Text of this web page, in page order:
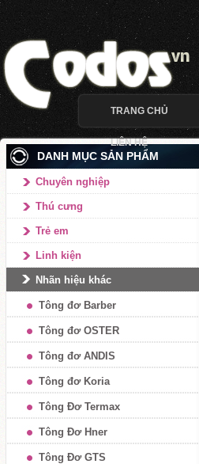
TRANG CHỦ
LIÊN HỆ
DANH MỤC SẢN PHẨM
Chuyên nghiệp
Thú cưng
Trẻ em
Linh kiện
Nhãn hiệu khác
Tông đơ Barber
Tông đơ OSTER
Tông đơ ANDIS
Tông đơ Koria
Tông Đơ Termax
Tông Đơ Hner
Tông Đơ GTS